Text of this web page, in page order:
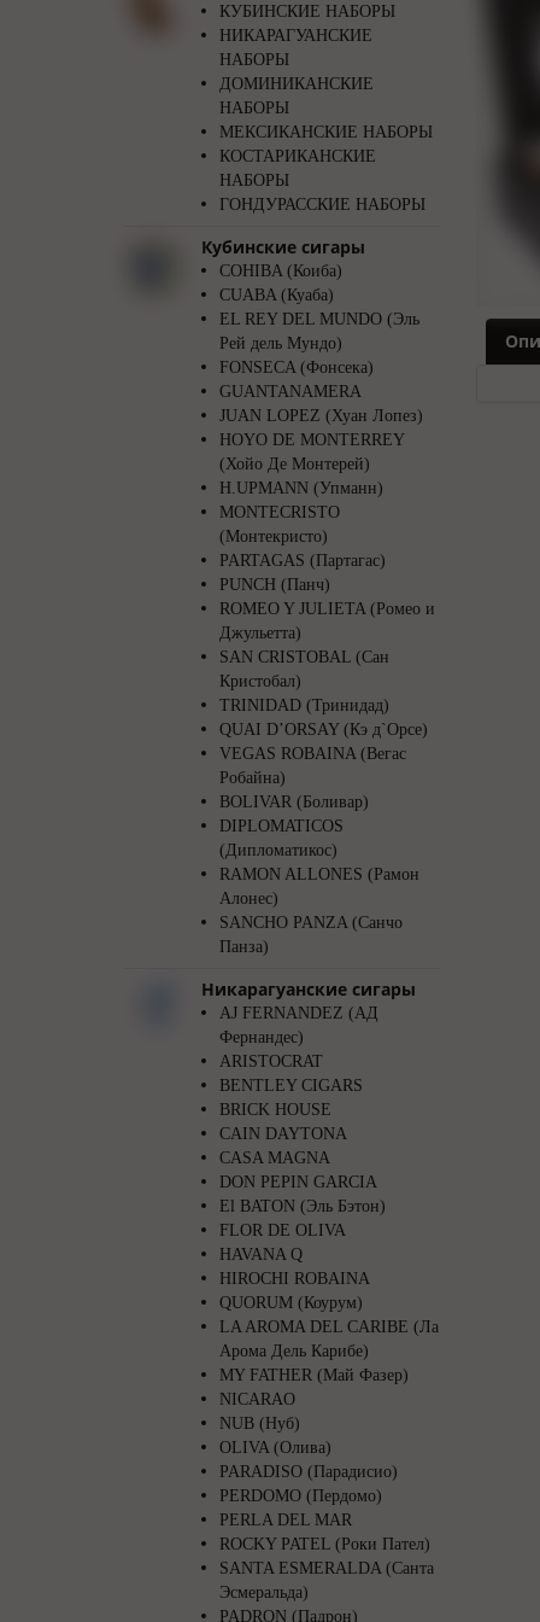
КУБИНСКИЕ НАБОРЫ
НИКАРАГУАНСКИЕ
НАБОРЫ
ДОМИНИКАНСКИЕ
НАБОРЫ
МЕКСИКАНСКИЕ НАБОРЫ
КОСТАРИКАНСКИЕ
НАБОРЫ
ГОНДУРАССКИЕ НАБОРЫ
Кубинские сигары
COHIBA (Коиба)
CUABA (Куаба)
EL REY DEL MUNDO (Эль
Рей дель Мундо)
FONSECA (Фонсека)
GUANTANAMERA
JUAN LOPEZ (Хуан Лопез)
HOYO DE MONTERREY
(Хойо Де Монтерей)
H.UPMANN (Упманн)
MONTECRISTO
(Монтекристо)
PARTAGAS (Партагас)
PUNCH (Панч)
ROMEO Y JULIETA (Ромео и
Джульетта)
SAN CRISTOBAL (Сан
Кристобал)
TRINIDAD (Тринидад)
QUAI D’ORSAY (Кэ д`Орсе)
VEGAS ROBAINA (Вегас
Робайна)
BOLIVAR (Боливар)
DIPLOMATICOS
(Дипломатикос)
RAMON ALLONES (Рамон
Алонес)
SANCHO PANZA (Санчо
Панза)
Никарагуанские сигары
AJ FERNANDEZ (АД
Фернандес)
ARISTOCRAT
BENTLEY CIGARS
BRICK HOUSE
CAIN DAYTONA
CASA MAGNA
DON PEPIN GARCIA
El BATON (Эль Бэтон)
FLOR DE OLIVA
HAVANA Q
HIROCHI ROBAINA
QUORUM (Коурум)
LA AROMA DEL CARIBE (Ла
Арома Дель Карибе)
MY FATHER (Май Фазер)
NICARAO
NUB (Нуб)
OLIVA (Олива)
PARADISO (Парадисио)
PERDOMO (Пердомо)
PERLA DEL MAR
ROCKY PATEL (Роки Пател)
SANTA ESMERALDA (Санта
Эсмеральда)
PADRON (Падрон)